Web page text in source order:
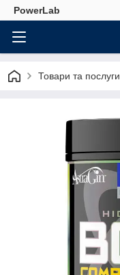
PowerLab
Товари та послуги